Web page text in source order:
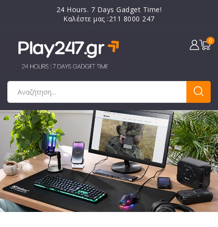
24 Hours. 7 Days Gadget Time!
Καλέστε μας :211 8000 247
0